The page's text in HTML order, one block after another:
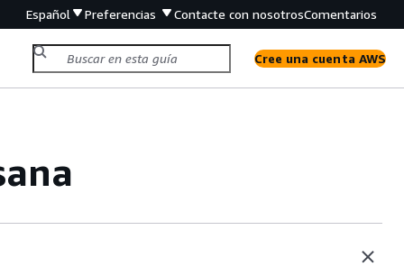
Español Preferencias Contacte con nosotrosComentarios
Cree una cuenta AWS